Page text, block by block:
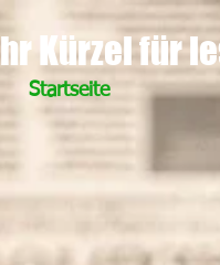
Ihr Kürzel für
Startseite